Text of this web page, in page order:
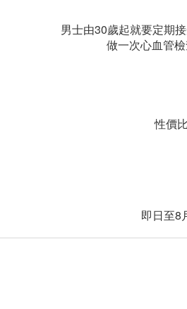
男士由30歲起就要定期
做一次心血管
性價
即日至8